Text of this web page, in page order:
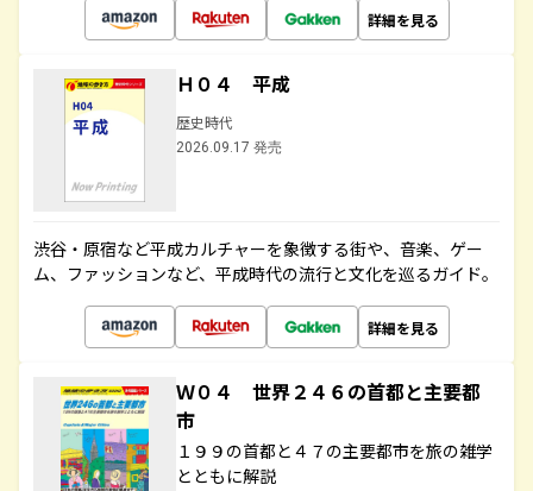
詳細を見る
Ｈ０４ 平成
歴史時代
2026.09.17 発売
渋谷・原宿など平成カルチャーを象徴する街や、音楽、ゲー
ム、ファッションなど、平成時代の流行と文化を巡るガイド。
詳細を見る
Ｗ０４ 世界２４６の首都と主要都
市
１９９の首都と４７の主要都市を旅の雑学
とともに解説